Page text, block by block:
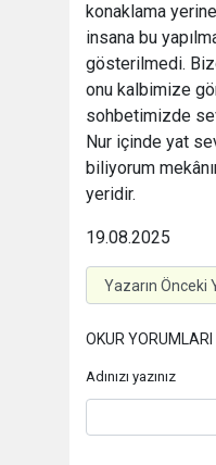
konaklama
insana bu
gösterilmedi.
onu kalbimize
sohbetimizde
Nur içinde yat
biliyorum
yeridir.
19.08.2025
OKUR YORUMLARI
Adınızı yazınız